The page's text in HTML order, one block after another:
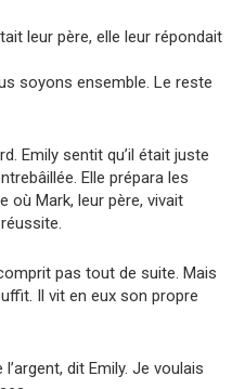
leur père, elle leur répondait
soyons ensemble. Le reste
Emily sentit qu’il était juste
Elle prépara les
où Mark, leur père, vivait
pas tout de suite. Mais
Il vit en eux son propre
dit Emily. Je voulais